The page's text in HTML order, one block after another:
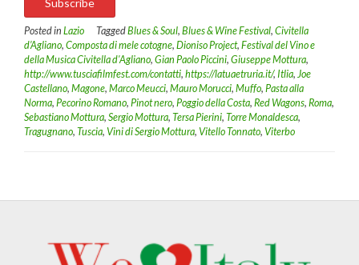
Posted in Lazio TaggedBlues & Soul, Blues & Wine Festival, Civitella
d’Agliano, Composta di mele cotogne, Dioniso Project, Festival del Vino e
della Musica Civitella d'Agliano, Gian Paolo Piccini, Giuseppe Mottura,
http://www.tusciafilmfest.com/contatti, https://latuaetruria.it/, Itlia, Joe
Castellano, Magone, Marco Meucci, Mauro Morucci, Muffo, Pasta alla
Norma, Pecorino Romano, Pinot nero, Poggio della Costa, Red Wagons, Roma,
Sebastiano Mottura, Sergio Mottura, Tersa Pierini, Torre Monaldesca,
Tragugnano, Tuscia, Vini di Sergio Mottura, Vitello Tonnato, Viterbo